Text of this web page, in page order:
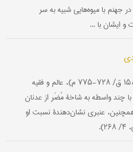
جهنم با ميوه‌هايی شبيه به سر
ايشان با ...
زُفَرِ بْنِ هُذَیْل، ابوالهذیل عنبری (۱۱۰- ۱۵۸ ق/ ۷۲۸-۷۷۵ م)، عالم و فقیه
چند واسطه به شاخۀ مُضَر از عدنان
۲/ ۳۱۷- ۳۱۸)؛ همچنین، عنبری نشان‌دهندۀ نسبت او